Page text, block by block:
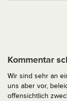
Kommentar
Wir sind sehr an
uns aber vor,
offensichtlich